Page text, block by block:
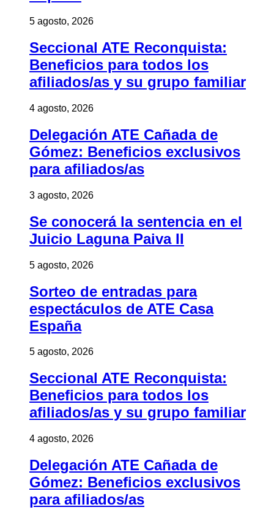
5 agosto, 2026
Seccional ATE Reconquista:
Beneficios para todos los
afiliados/as y su grupo familiar
4 agosto, 2026
Delegación ATE Cañada de
Gómez: Beneficios exclusivos
para afiliados/as
3 agosto, 2026
Se conocerá la sentencia en el
Juicio Laguna Paiva II
5 agosto, 2026
Sorteo de entradas para
espectáculos de ATE Casa
España
5 agosto, 2026
Seccional ATE Reconquista:
Beneficios para todos los
afiliados/as y su grupo familiar
4 agosto, 2026
Delegación ATE Cañada de
Gómez: Beneficios exclusivos
para afiliados/as